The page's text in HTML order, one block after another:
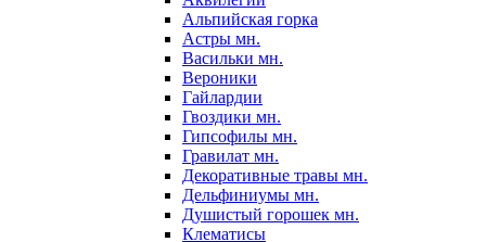
Альпийская горка
Астры мн.
Васильки мн.
Вероники
Гайлардии
Гвоздики мн.
Гипсофилы мн.
Гравилат мн.
Декоративные травы мн.
Дельфиниумы мн.
Душистый горошек мн.
Клематисы